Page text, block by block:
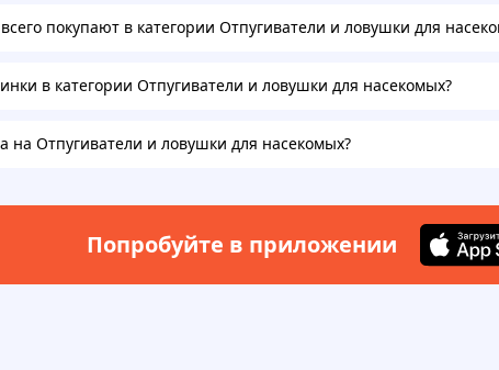
покупают в категории Отпугиватели и ловушки для
в категории Отпугиватели и ловушки для насекомых?
на Отпугиватели и ловушки для насекомых?
Попробуйте в приложении